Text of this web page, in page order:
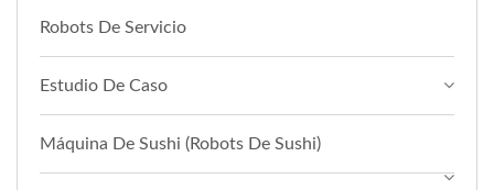
Robots De Servicio
Estudio De Caso
Máquina De Sushi (Robots De Sushi)